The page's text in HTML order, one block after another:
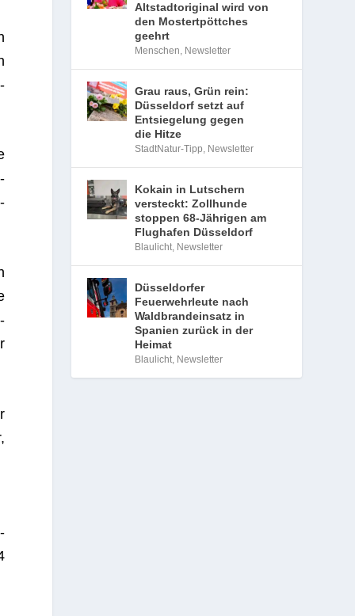
Altstadtoriginal wird von
den Mostertpöttches
geehrt
Menschen, Newsletter
Grau raus, Grün rein:
Düsseldorf setzt auf
Entsiegelung gegen
die Hitze
StadtNatur-Tipp, Newsletter
Kokain in Lutschern
versteckt: Zollhunde
stoppen 68-Jährigen am
Flughafen Düsseldorf
Blaulicht, Newsletter
Düsseldorfer
Feuerwehrleute nach
Waldbrandeinsatz in
Spanien zurück in der
Heimat
Blaulicht, Newsletter